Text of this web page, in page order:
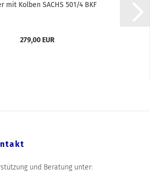
mit Kolben SACHS 501/4 BKF
279,00 EUR
und Beratung unter: